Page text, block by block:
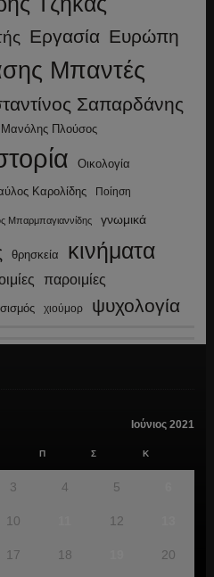
Εργασία Ευρώπη
Μπαντές
Σαπαρδάνης
Μανόλης Πλούσος
Οικολογία
Καρολίδης Ποίηση
Μπαρμπαγιαννίδης γνωμικά
θρησκεία κινήματα
παροιμίες
χιούμορ ψυχολογία
Ιούνιος 2021
Π Σ Κ
3 4 5
10 12
17 18 20